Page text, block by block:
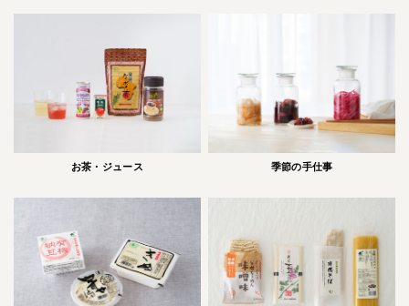
お茶・ジュース 季節の手仕事